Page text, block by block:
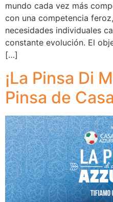
mundo cada vez más
con una competencia
necesidades individuales
constante evolución. El
[…]
¡La Pinsa Di
Pinsa de